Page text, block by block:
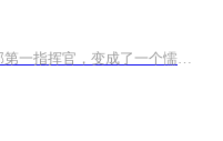
一次重生，她从末世东部第一指挥官，变成了一个懦弱无能的豪门小姐。初见，她浑身浴血，冷静交易，以神级操作帮他夺得飙车冠军后潇洒离去。再见，豪门晚宴上，她一脚把想要害她出丑的妹妹揣进了池子里，震惊整个京都贵圈。第三次见她，他眉梢轻挑，“从今天开始，我就是你持证上岗的合法老公了。”奈何插足狗实在太多，只能卖萌卖惨外加利诱。“安安要出国？还愣着干嘛？去买飞机啊！”“要出任务？去，什么枪支火炮，全都给我买最好的！”什么？跟某个异性勾肩搭背？某男：“嘤嘤嘤，你变了，你不爱我了~”她冷眸一...